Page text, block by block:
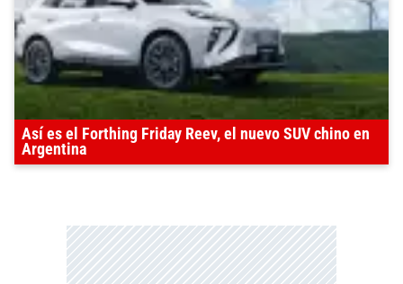
Así es el Forthing Friday Reev, el nuevo SUV chino en
Argentina